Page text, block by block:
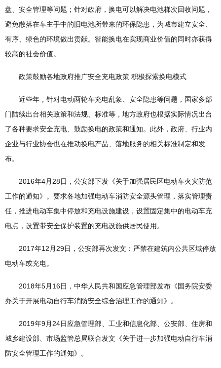
盘、安全管理等问题；针对政府，换电可以解决电池梯次回收问题，
避免散落在车主手中的旧电池所带来的环保隐患，为城市建立安全、
有序、绿色的环境做出贡献。智能换电在实现商业价值的同时亦获得
较高的社会价值。
政策鼓励各地政府推广安全充电政策 积极探索换电模式
近些年，针对电动两轮车充电乱象、安全隐患等问题，国家多部
门陆续出台相关政策和法规、标准等，地方政府也根据实际情况出台
了各种要求安全充电、鼓励换电的政策和通知。此外，政府、行业内
企业与行业协会也在推动换电产品、落地服务的相关标准制定和发
布。
2016年4月28日，公安部下发《关于加强居民区电动车火灾防范
工作的通知》。要求各地加强电动车消防安全源头管理，落实管理责
任，推进电动车集中停放和充电设施建设，设置固定集中的电动车充
电点，设置带安全保护装置的充电设施供居民使用。
2017年12月29日，公安部再次发文：严禁在建筑内公共区域停放
电动车或充电。
2018年5月16日，中华人民共和国应急管理部发布《国务院安委
办关于开展电动自行车消防安全综合治理工作的通知》。
2019年9月24日应急管理部、工业和信息化部、公安部、住房和
城乡建设部、市场监管总局联合发文《关于进一步加强电动自行车消
防安全管理工作的通知》。